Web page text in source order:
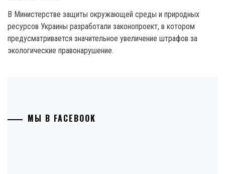
В Министерстве защиты окружающей среды и природных
ресурсов Украины разработали законопроект, в котором
предусматривается значительное увеличение штрафов за
экологические правонарушение.
МЫ В FACEBOOK